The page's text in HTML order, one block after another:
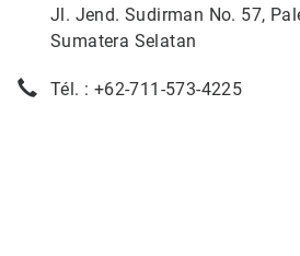
Jl. Jend. Sudirman No. 57,
Sumatera Selatan
Tél. : +62-711-573-4225